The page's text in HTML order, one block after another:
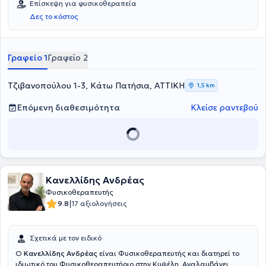
Επίσκεψη για φυσικοθεραπεία
Δες το κόστος
Γραφείο 1Γραφείο 2
Τζιβανοπούλου 1-3, Κάτω Πατήσια, ΑΤΤΙΚΗ 1,5 km
Επόμενη διαθεσιμότητα Κλείσε ραντεβού
Κανελλίδης Ανδρέας
Φυσικοθεραπευτής
9.8|17 αξιολογήσεις
Σχετικά με τον ειδικό
Ο Κανελλίδης Ανδρέας είναι Φυσικοθεραπευτής και διατηρεί το
ιδιωτικό του Φυσικοθεραπευτήριο στην Κυψέλη. Αναλαμβάνει